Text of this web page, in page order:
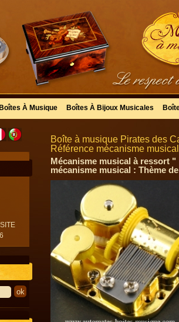
Boîtes À Musique Boîtes À Bijoux Musicales
Boîte à musique Pirates des
Référence mécanisme
Mécanisme musical à ressort
mécanisme musical : Thème